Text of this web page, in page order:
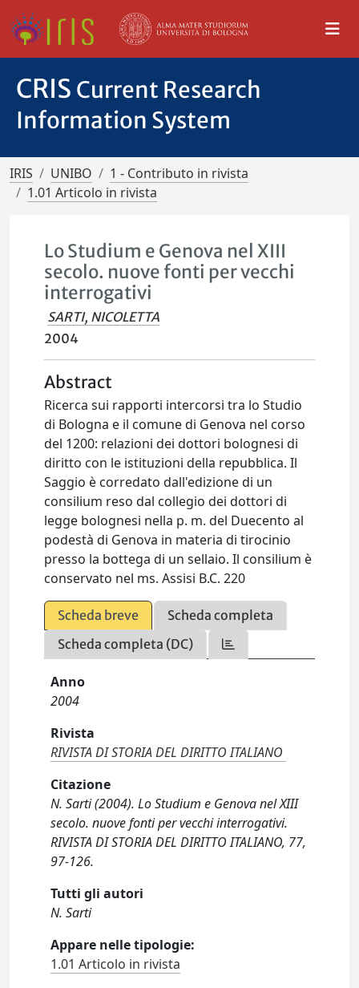
CRIS Current Research
Information System
IRIS UNIBO
1 - Contributo in rivista
1.01 Articolo in rivista
Lo Studium e Genova nel XIII
secolo. nuove fonti per vecchi
interrogativi
SARTI, NICOLETTA
2004
Abstract
Ricerca sui rapporti intercorsi tra lo Studio
di Bologna e il comune di Genova nel corso
del 1200: relazioni dei dottori bolognesi di
diritto con le istituzioni della repubblica. Il
Saggio è corredato dall'edizione di un
consilium reso dal collegio dei dottori di
legge bolognesi nella p. m. del Duecento al
podestà di Genova in materia di tirocinio
presso la bottega di un sellaio. Il consilium è
conservato nel ms. Assisi B.C. 220
Scheda breve
Scheda completa
Scheda completa (DC)
Anno
2004
Rivista
RIVISTA DI STORIA DEL DIRITTO ITALIANO
Citazione
N. Sarti (2004). Lo Studium e Genova nel XIII
secolo. nuove fonti per vecchi interrogativi.
RIVISTA DI STORIA DEL DIRITTO ITALIANO, 77,
97-126.
Tutti gli autori
N. Sarti
Appare nelle tipologie:
1.01 Articolo in rivista